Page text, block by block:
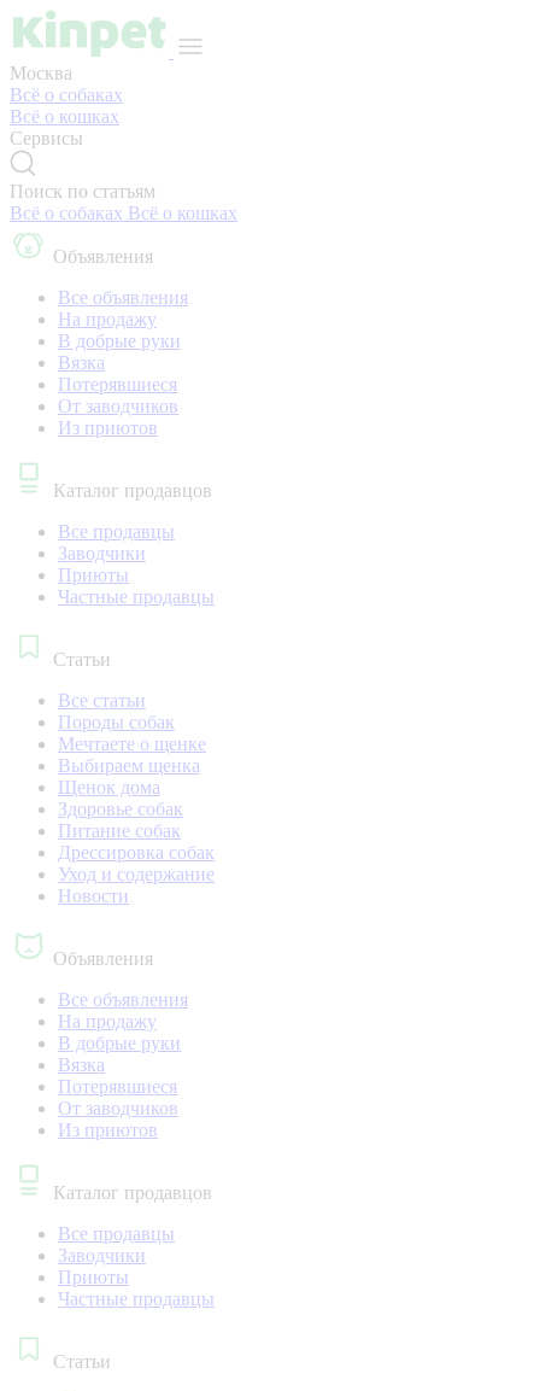
Москва
Всё о собаках
Всё о кошках
Сервисы
Поиск по статьям
Всё о собаках Всё о кошках
Объявления
Все объявления
На продажу
В добрые руки
Вязка
Потерявшиеся
От заводчиков
Из приютов
Каталог продавцов
Все продавцы
Заводчики
Приюты
Частные продавцы
Статьи
Все статьи
Породы собак
Мечтаете о щенке
Выбираем щенка
Щенок дома
Здоровье собак
Питание собак
Дрессировка собак
Уход и содержание
Новости
Объявления
Все объявления
На продажу
В добрые руки
Вязка
Потерявшиеся
От заводчиков
Из приютов
Каталог продавцов
Все продавцы
Заводчики
Приюты
Частные продавцы
Статьи